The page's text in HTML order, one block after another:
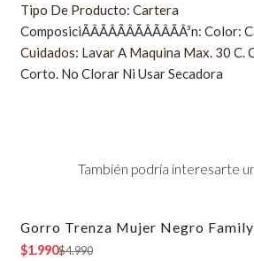
Tipo De Producto: Cartera
ComposiciÃÂÃÂÃÂÃÂÃÂÃÂ³n: Color:
Cuidados: Lavar A Maquina Max. 30 C.
Corto. No Clorar Ni Usar Secadora
También podría interesarte
-60% OFF
Gorro Trenza Mujer Negro
$1.990$4.990